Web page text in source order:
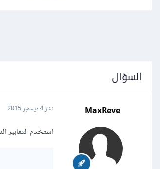
السؤال
MaxReve نشر4 ديسمبر 2015
استخدم التعابير